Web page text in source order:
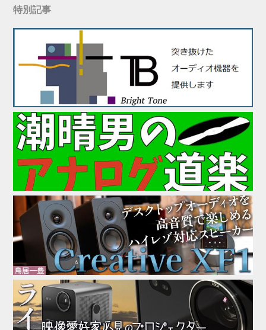
特別記事